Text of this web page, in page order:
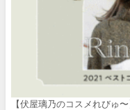
【伏屋璃乃のコスメれびゅ